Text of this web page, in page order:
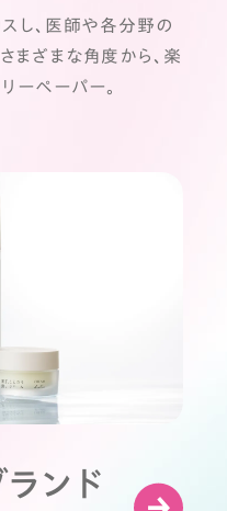
し、医師や各分野の
ざまな角度から、楽
ーペーパー。
ンド